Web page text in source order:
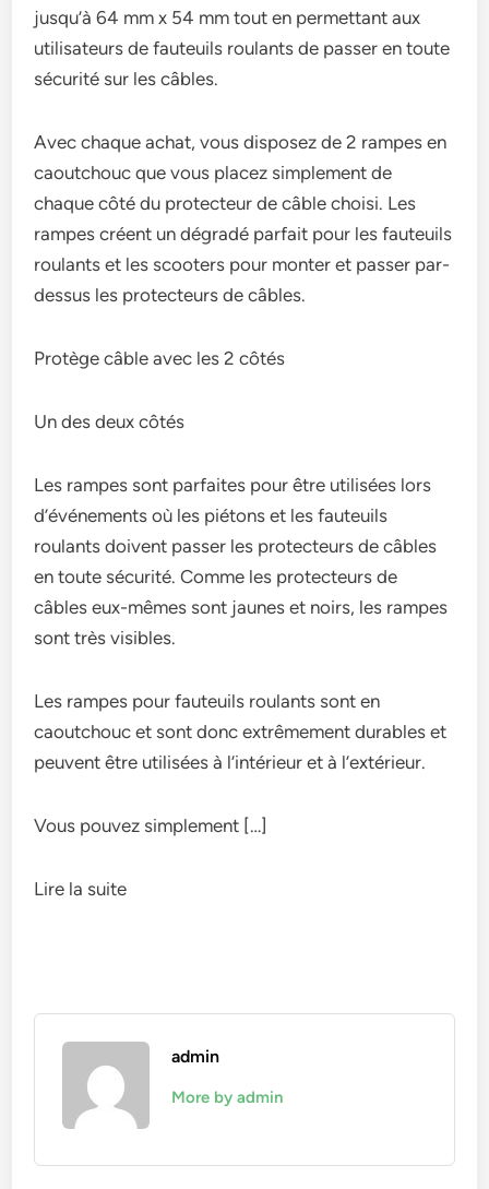
jusqu’à 64 mm x 54 mm tout en permettant aux
utilisateurs de fauteuils roulants de passer en toute
sécurité sur les câbles.
Avec chaque achat, vous disposez de 2 rampes en
caoutchouc que vous placez simplement de
chaque côté du protecteur de câble choisi. Les
rampes créent un dégradé parfait pour les fauteuils
roulants et les scooters pour monter et passer par-
dessus les protecteurs de câbles.
Protège câble avec les 2 côtés
Un des deux côtés
Les rampes sont parfaites pour être utilisées lors
d’événements où les piétons et les fauteuils
roulants doivent passer les protecteurs de câbles
en toute sécurité. Comme les protecteurs de
câbles eux-mêmes sont jaunes et noirs, les rampes
sont très visibles.
Les rampes pour fauteuils roulants sont en
caoutchouc et sont donc extrêmement durables et
peuvent être utilisées à l’intérieur et à l’extérieur.
Vous pouvez simplement […]
Lire la suite
admin
More by admin